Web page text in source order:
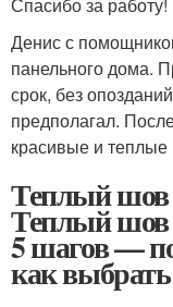
Денис с
панельного дома.
срок, без
предполагал.
красивые и теплые
Теплый шов
Теплый шов
5 шагов —
как